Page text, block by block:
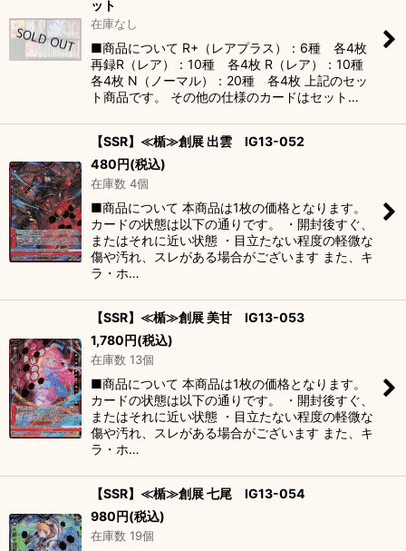
ット
在庫なし
■商品について R+（レアプラス）：6種 各4枚
再録R（レア）：10種 各4枚 R（レア）：10種
各4枚 N（ノーマル）：20種 各4枚 上記のセッ
ト商品です。 その他の仕様のカードはセット…
【SSR】≪楯≫創展 出雲 IG13-052
480円(税込)
在庫数 4個
■商品について 本商品は1枚の価格となります。
カードの状態は以下の通りです。 ・開封後すぐ、
またはそれに近い状態 ・目立たない程度の軽微な
傷や汚れ、スレがある場合がございます また、キ
ラ・ホ…
【SSR】≪楯≫創展 美甘 IG13-053
1,780円(税込)
在庫数 13個
■商品について 本商品は1枚の価格となります。
カードの状態は以下の通りです。 ・開封後すぐ、
またはそれに近い状態 ・目立たない程度の軽微な
傷や汚れ、スレがある場合がございます また、キ
ラ・ホ…
【SSR】≪楯≫創展 七尾 IG13-054
980円(税込)
在庫数 19個